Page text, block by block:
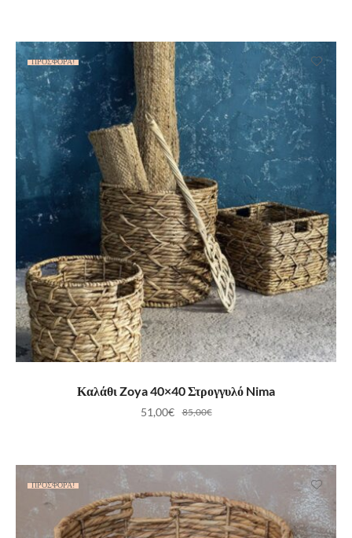
ΠΡΟΣΦΟΡΆ!
ΠΡΟΣΘΉΚΗ ΣΤΟ ΚΑΛΆΘΙ
Καλάθι Zoya 40×40 Στρογγυλό Nima
85,00€
51,00€
ΠΡΟΣΦΟΡΆ!